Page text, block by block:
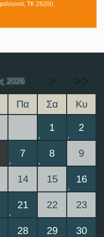
ΤΚ 28200,
2026 > >>
Πα Σα Κυ
1 2
7 8 9
14 15 16
21 22 23
28 29 30